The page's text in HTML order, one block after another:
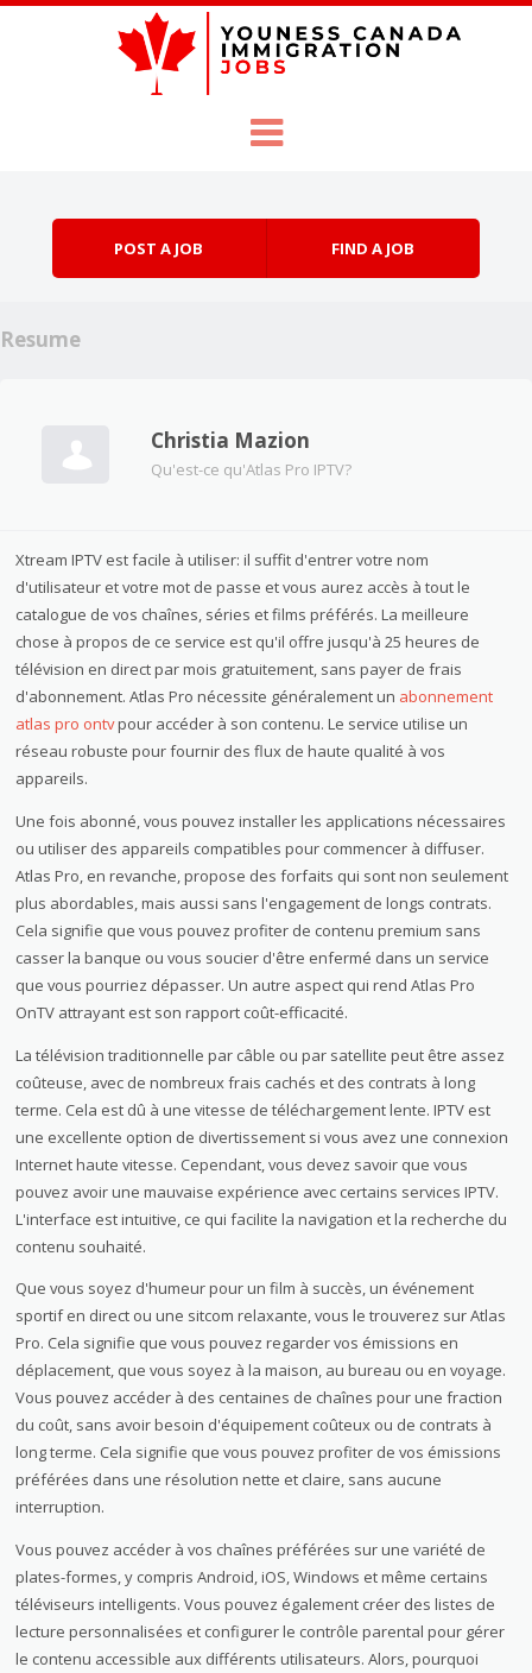
POST A JOB FIND A JOB
Resume
Christia Mazion
Qu'est-ce qu'Atlas Pro IPTV?
Xtream IPTV est facile à utiliser: il suffit d'entrer votre nom
d'utilisateur et votre mot de passe et vous aurez accès à tout le
catalogue de vos chaînes, séries et films préférés. La meilleure
chose à propos de ce service est qu'il offre jusqu'à 25 heures de
télévision en direct par mois gratuitement, sans payer de frais
d'abonnement. Atlas Pro nécessite généralement un abonnement
atlas pro ontvpour accéder à son contenu. Le service utilise un
réseau robuste pour fournir des flux de haute qualité à vos
appareils.
Une fois abonné, vous pouvez installer les applications nécessaires
ou utiliser des appareils compatibles pour commencer à diffuser.
Atlas Pro, en revanche, propose des forfaits qui sont non seulement
plus abordables, mais aussi sans l'engagement de longs contrats.
Cela signifie que vous pouvez profiter de contenu premium sans
casser la banque ou vous soucier d'être enfermé dans un service
que vous pourriez dépasser. Un autre aspect qui rend Atlas Pro
OnTV attrayant est son rapport coût-efficacité.
La télévision traditionnelle par câble ou par satellite peut être assez
coûteuse, avec de nombreux frais cachés et des contrats à long
terme. Cela est dû à une vitesse de téléchargement lente. IPTV est
une excellente option de divertissement si vous avez une connexion
Internet haute vitesse. Cependant, vous devez savoir que vous
pouvez avoir une mauvaise expérience avec certains services IPTV.
L'interface est intuitive, ce qui facilite la navigation et la recherche du
contenu souhaité.
Que vous soyez d'humeur pour un film à succès, un événement
sportif en direct ou une sitcom relaxante, vous le trouverez sur Atlas
Pro. Cela signifie que vous pouvez regarder vos émissions en
déplacement, que vous soyez à la maison, au bureau ou en voyage.
Vous pouvez accéder à des centaines de chaînes pour une fraction
du coût, sans avoir besoin d'équipement coûteux ou de contrats à
long terme. Cela signifie que vous pouvez profiter de vos émissions
préférées dans une résolution nette et claire, sans aucune
interruption.
Vous pouvez accéder à vos chaînes préférées sur une variété de
plates-formes, y compris Android, iOS, Windows et même certains
téléviseurs intelligents. Vous pouvez également créer des listes de
lecture personnalisées et configurer le contrôle parental pour gérer
le contenu accessible aux différents utilisateurs. Alors, pourquoi